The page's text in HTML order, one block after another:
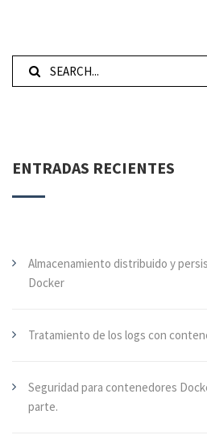
ENTRADAS RECIENTES
Almacenamiento distribuido y
Docker
Tratamiento de los logs con
Seguridad para contenedores
parte.